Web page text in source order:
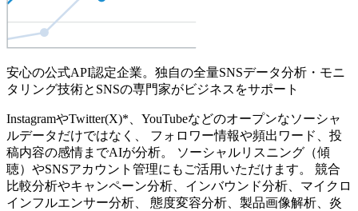
安心の公式API認定企業。独自の全量SNSデータ分析・モニ
タリング技術とSNSの専門家がビジネスをサポート
InstagramやTwitter(X)*、YouTubeなどのオープンなソーシャ
ルデータだけではなく、 フォロワー情報や頻出ワード、投
稿内容の感情までAIが分析。 ソーシャルリスニング（傾
聴）やSNSアカウント管理にもご活用いただけます。 競合
比較分析やキャンペーン分析、インバウンド分析、マイクロ
インフルエンサー分析、 態度変容分析、製品画像解析、炎